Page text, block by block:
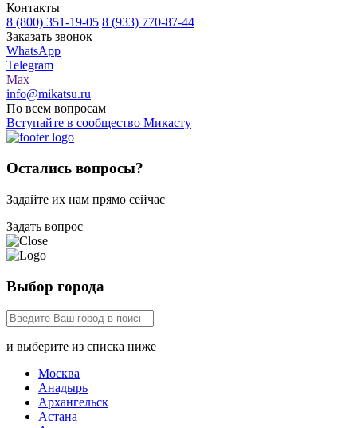
Контакты
8 (800) 351-19-05 8 (933) 770-87-44
Заказать звонок
WhatsApp
Telegram
Max
info@mikatsu.ru
По всем вопросам
Вступайте в сообщество Микасту
Остались вопросы?
Задайте их нам прямо сейчас
Задать вопрос
Выбор города
и выберите из списка ниже
Москва
Анадырь
Архангельск
Астана